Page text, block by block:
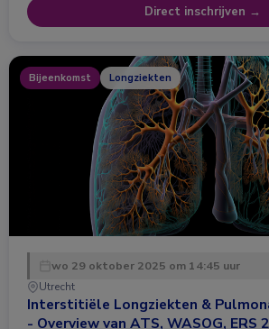
Direct inschrijven →
Bijeenkomst Longziekten
wo 29 oktober 2025 om 14:45 uur
Utrecht
Interstitiële Longziekten &
- Overview van ATS, WASOG, ERS